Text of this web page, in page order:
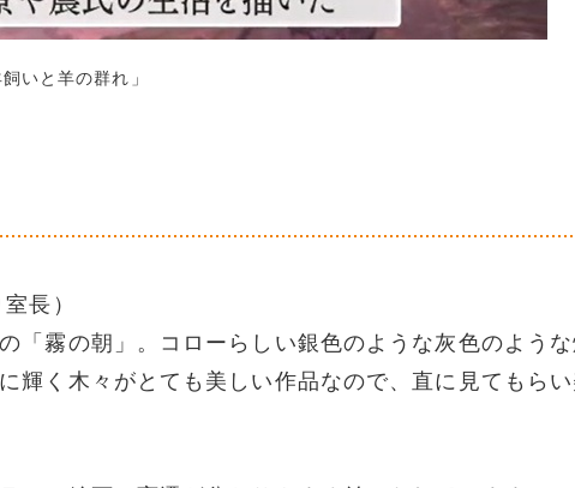
いと羊の群れ」
長）
「霧の朝」。コローらしい銀色のような灰色のような
輝く木々がとても美しい作品なので、直に見てもらい